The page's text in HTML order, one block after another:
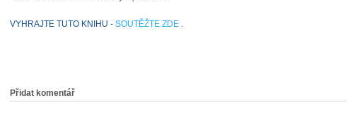
VYHRAJTE TUTO KNIHU - SOUTĚŽTE ZDE .
Přidat komentář